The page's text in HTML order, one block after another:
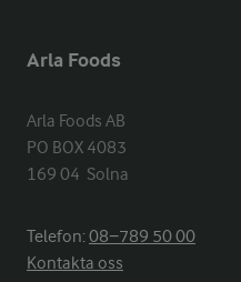
Arla Foods
Arla Foods AB
PO BOX 4083
169 04  Solna
Telefon:08−789 50 00
Kontakta oss